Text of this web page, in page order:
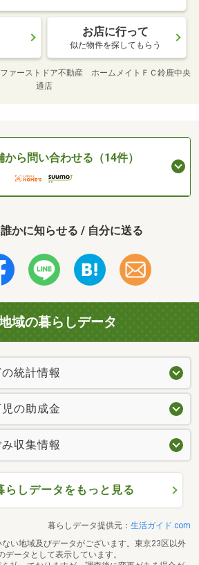
お店に行って
似た物件を探してもらう
ァーストドア不動産 ホームメイトＦＣ鈴鹿中央
通店
から問い合わせる（14件）
かに知らせる / 自分に送る
域の暮らしデータ
統計情報
の助成金
収集情報
らしデータをもっと見る
暮らしデータ提供元： 生活ガイド.com
い地域及びデータがございます。東京23区以外
ータとして表示しています。